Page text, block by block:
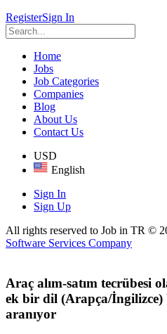
RegisterSign In
Home
Jobs
Job Categories
Companies
Blog
About Us
Contact Us
USD
English
Sign In
Sign Up
All rights reserved to Job in TR ©
Software Services Company
Araç alım-satım tecrübesi
ek bir dil (Arapça/İngilizce)
aranıyor